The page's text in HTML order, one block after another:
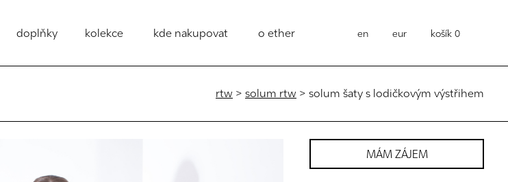
doplňky kolekce kde nakupovat o ether en eur košík 0
rtw > solum rtw > solum šaty s lodičkovým výstřihem
MÁM ZÁJEM